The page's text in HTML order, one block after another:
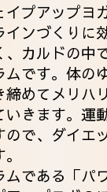
イプアップヨ
インづくりに
、カルドの中
ムです。体の
締めてメリハ
いきます。運
ので、ダイエ
ムである「パ